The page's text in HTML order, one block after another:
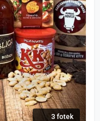
3 fotek